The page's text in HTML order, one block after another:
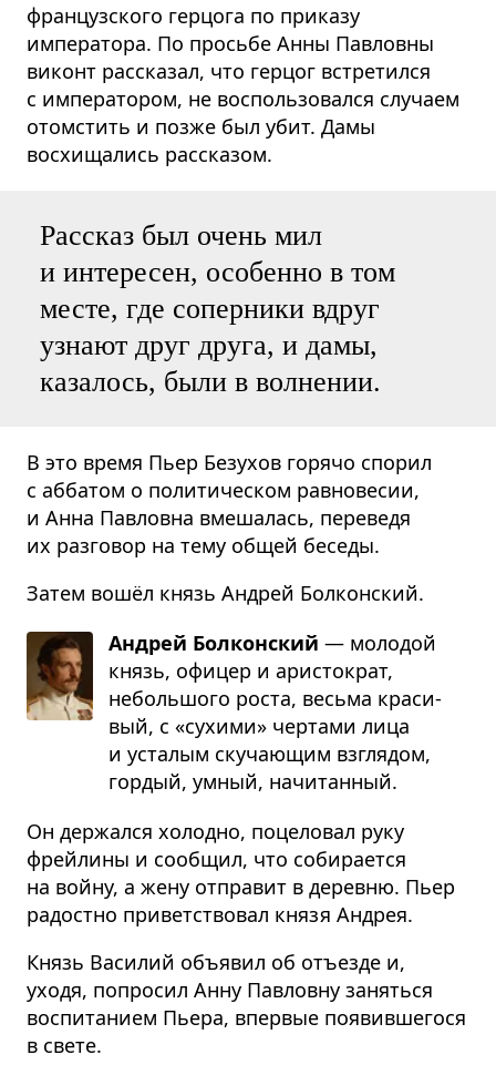
французского герцога по приказу
императора. По просьбе Анны Павловны
виконт рассказал, что герцог встретился
с императором, не воспользовался случаем
отомстить и позже был убит. Дамы
восхищались рассказом.
Рассказ был очень мил
и интересен, особенно в том
месте, где соперники вдруг
узнают друг друга, и дамы,
казалось, были в волнении.
В это время Пьер Безухов горячо спорил
с аббатом о политическом равновесии,
и Анна Павловна вмешалась, переведя
их разговор на тему общей беседы.
Затем вошёл князь Андрей Болконский.
Андрей Болконский — моло­дой
князь, офи­цер и ари­сто­крат,
неболь­шого роста, весьма кра­си­
вый, с «сухими» чер­тами лица
и уста­лым ску­ча­ю­щим взгля­дом,
гор­дый, умный, начи­тан­ный.
Он держался холодно, поцеловал руку
фрейлины и сообщил, что собирается
на войну, а жену отправит в деревню. Пьер
радостно приветствовал князя Андрея.
Князь Василий объявил об отъезде и,
уходя, попросил Анну Павловну заняться
воспитанием Пьера, впервые появившегося
в свете.